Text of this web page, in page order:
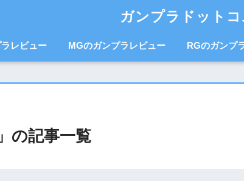
ガンプラドットコ
レビュー MGのガンプラレビュー RGのガンプ
の記事一覧